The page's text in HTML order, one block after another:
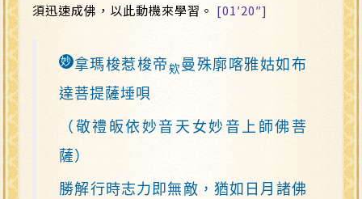
須迅速成佛，以此動機來學習。 [01′20″]
妙 拿瑪梭惹梭帝 欸 曼殊廓喀雅姑如布
達菩提薩埵唄
（敬禮皈依妙音天女妙音上師佛菩
薩）
勝解行時志力即無敵，猶如日月諸佛